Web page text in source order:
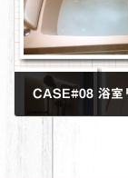
CASE#08 浴室
2022年11月29日